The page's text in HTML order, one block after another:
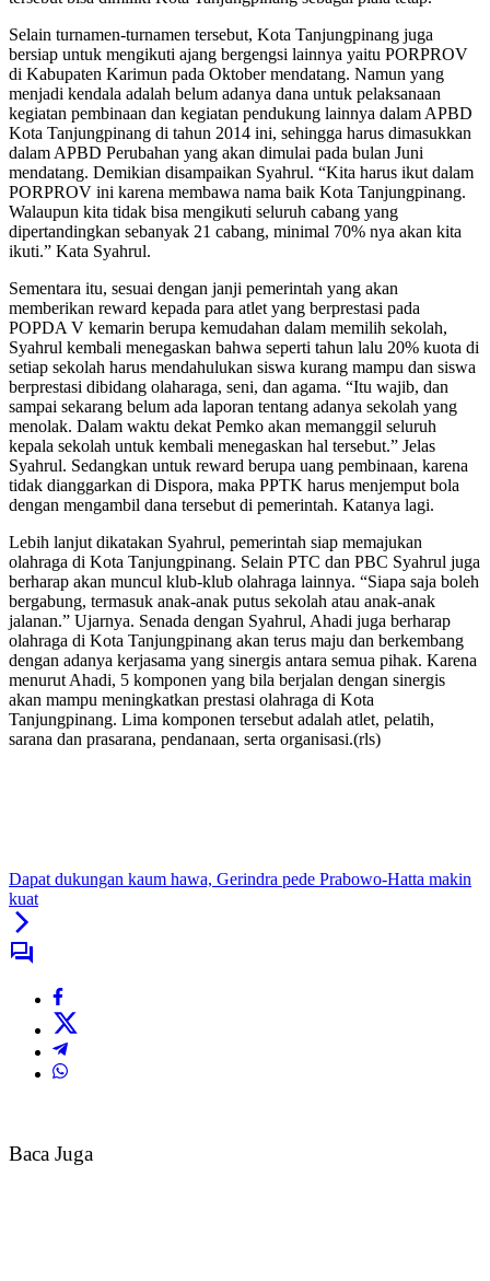
Selain turnamen-turnamen tersebut, Kota Tanjungpinang juga
bersiap untuk mengikuti ajang bergengsi lainnya yaitu PORPROV
di Kabupaten Karimun pada Oktober mendatang. Namun yang
menjadi kendala adalah belum adanya dana untuk pelaksanaan
kegiatan pembinaan dan kegiatan pendukung lainnya dalam APBD
Kota Tanjungpinang di tahun 2014 ini, sehingga harus dimasukkan
dalam APBD Perubahan yang akan dimulai pada bulan Juni
mendatang. Demikian disampaikan Syahrul. “Kita harus ikut dalam
PORPROV ini karena membawa nama baik Kota Tanjungpinang.
Walaupun kita tidak bisa mengikuti seluruh cabang yang
dipertandingkan sebanyak 21 cabang, minimal 70% nya akan kita
ikuti.” Kata Syahrul.
Sementara itu, sesuai dengan janji pemerintah yang akan
memberikan reward kepada para atlet yang berprestasi pada
POPDA V kemarin berupa kemudahan dalam memilih sekolah,
Syahrul kembali menegaskan bahwa seperti tahun lalu 20% kuota di
setiap sekolah harus mendahulukan siswa kurang mampu dan siswa
berprestasi dibidang olaharaga, seni, dan agama. “Itu wajib, dan
sampai sekarang belum ada laporan tentang adanya sekolah yang
menolak. Dalam waktu dekat Pemko akan memanggil seluruh
kepala sekolah untuk kembali menegaskan hal tersebut.” Jelas
Syahrul. Sedangkan untuk reward berupa uang pembinaan, karena
tidak dianggarkan di Dispora, maka PPTK harus menjemput bola
dengan mengambil dana tersebut di pemerintah. Katanya lagi.
Lebih lanjut dikatakan Syahrul, pemerintah siap memajukan
olahraga di Kota Tanjungpinang. Selain PTC dan PBC Syahrul juga
berharap akan muncul klub-klub olahraga lainnya. “Siapa saja boleh
bergabung, termasuk anak-anak putus sekolah atau anak-anak
jalanan.” Ujarnya. Senada dengan Syahrul, Ahadi juga berharap
olahraga di Kota Tanjungpinang akan terus maju dan berkembang
dengan adanya kerjasama yang sinergis antara semua pihak. Karena
menurut Ahadi, 5 komponen yang bila berjalan dengan sinergis
akan mampu meningkatkan prestasi olahraga di Kota
Tanjungpinang. Lima komponen tersebut adalah atlet, pelatih,
sarana dan prasarana, pendanaan, serta organisasi.(rls)
Dapat dukungan kaum hawa, Gerindra pede Prabowo-Hatta makin
kuat
Baca Juga